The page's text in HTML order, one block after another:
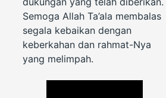
Semoga Allah Ta’ala membalas
segala kebaikan dengan
keberkahan dan rahmat-Nya
yang melimpah.